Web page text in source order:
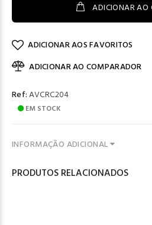
ADICIONAR AO
ADICIONAR AOS FAVORITOS
ADICIONAR AO COMPARADOR
Ref:AVCRC204
EM STOCK
INFORMAÇÃO ADICIONAL
PRODUTOS RELACIONADOS